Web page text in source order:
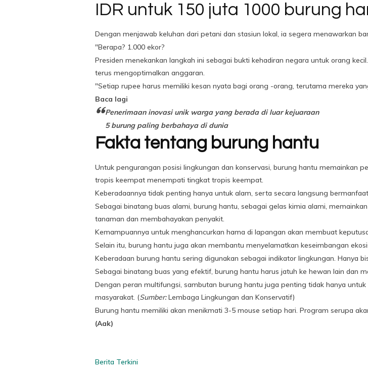
IDR untuk 150 juta 1000 burung
Dengan menjawab keluhan dari petani dan stasiun lokal, ia segera menawarkan
"Berapa? 1.000 ekor?
Presiden menekankan langkah ini sebagai bukti kehadiran negara untuk orang
terus mengoptimalkan anggaran.
"Setiap rupee harus memiliki kesan nyata bagi orang -orang, terutama mereka
Baca lagi
Penerimaan inovasi unik warga yang berada di luar kejuaraan
5 burung paling berbahaya di dunia
Fakta tentang burung hantu
Untuk pengurangan posisi lingkungan dan konservasi, burung hantu memainkan
tropis keempat menempati tingkat tropis keempat.
Keberadaannya tidak penting hanya untuk alam, serta secara langsung
Sebagai binatang buas alami, burung hantu, sebagai gelas kimia alami,
tanaman dan membahayakan penyakit.
Kemampuannya untuk menghancurkan hama di lapangan akan membuat
Selain itu, burung hantu juga akan membantu menyelamatkan keseimbangan
Keberadaan burung hantu sering digunakan sebagai indikator lingkungan. Hanya
Sebagai binatang buas yang efektif, burung hantu harus jatuh ke hewan lain dan
Dengan peran multifungsi, sambutan burung hantu juga penting tidak hanya
masyarakat. (Sumber:Lembaga Lingkungan dan Konservatif)
Burung hantu memiliki akan menikmati 3-5 mouse setiap hari. Program serupa
(Aak)
Berita Terkini